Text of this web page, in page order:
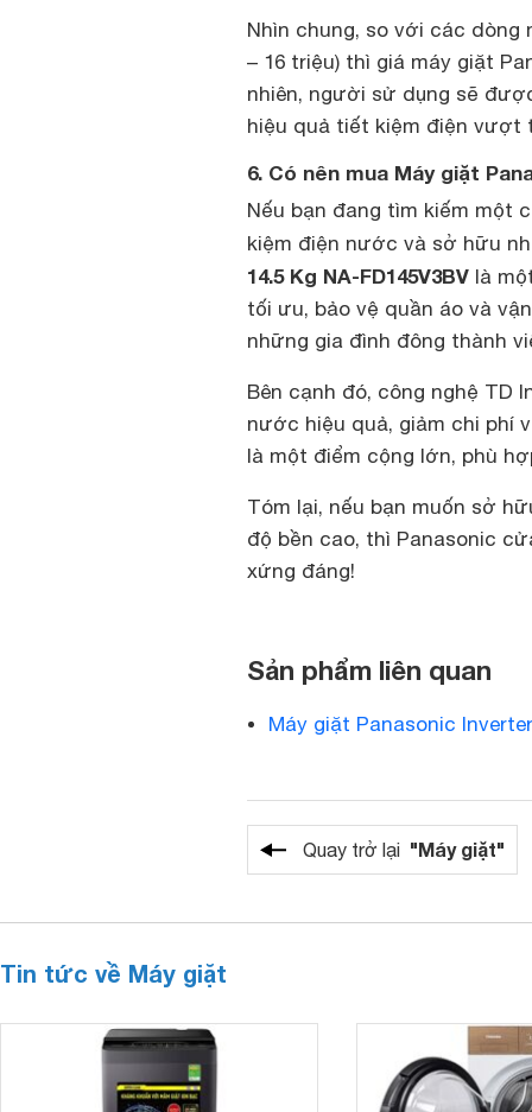
Nhìn chung, so với các
– 16 triệu) thì giá máy giặt
nhiên, người sử dụng sẽ
hiệu quả tiết kiệm điện vượt
6. Có nên mua Máy giặt
Nếu bạn đang tìm kiếm một
kiệm điện nước và sở hữu
14.5 Kg NA-FD145V3BV là
tối ưu, bảo vệ quần áo và
những gia đình đông thành
Bên cạnh đó, công nghệ TD
nước hiệu quả, giảm chi phí
là một điểm cộng lớn, phù
Tóm lại, nếu bạn muốn sở
độ bền cao, thì Panasonic
xứng đáng!
Sản phẩm liên quan
Máy giặt Panasonic Inverter
Quay trở lại "Máy giặt"
Tin tức về Máy giặt